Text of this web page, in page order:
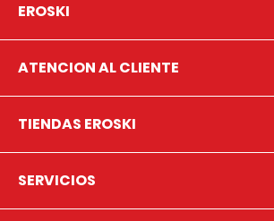
EROSKI
ATENCION AL CLIENTE
TIENDAS EROSKI
SERVICIOS